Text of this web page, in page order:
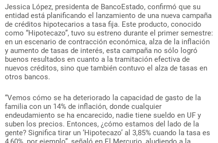
Jessica López, presidenta de BancoEstado, confirmó que su
entidad está planificando el lanzamiento de una nueva campaña
de créditos hipotecarios a tasa fija. Este producto, conocido
como “Hipotecazo”, tuvo su estreno durante el primer semestre:
en un escenario de contracción económica, alza de la inflación
y aumento de tasas de interés, esta campaña no sólo logró
buenos resultados en cuanto a la tramitación efectiva de
nuevos créditos, sino que también contuvo el alza de tasas en
otros bancos.
“Vemos cómo se ha deteriorado la capacidad de gasto de la
familia con un 14% de inflación, donde cualquier
endeudamiento se ha encarecido, nadie tiene sueldo en UF y
suben los precios. Entonces, ¿cómo estamos del lado de la
gente? Significa tirar un ‘Hipotecazo’ al 3,85% cuando la tasa es